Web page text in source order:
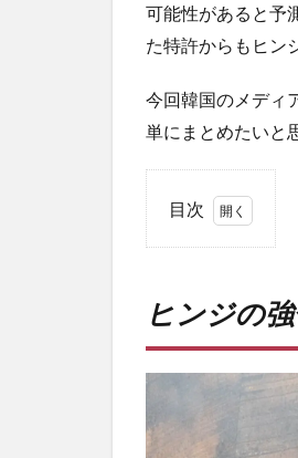
可能性があると予
た特許からもヒン
今回韓国のメディ
単にまとめたいと
目次
強
2
は待
ヒンジの強